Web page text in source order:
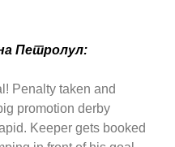
Петролул:
Penalty taken and
promotion derby
Keeper gets booked